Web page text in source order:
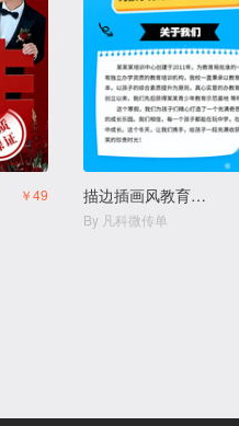
￥49
描边插画风教育培训幼小衔接寒假班拼团生宣传
By 凡科微传单